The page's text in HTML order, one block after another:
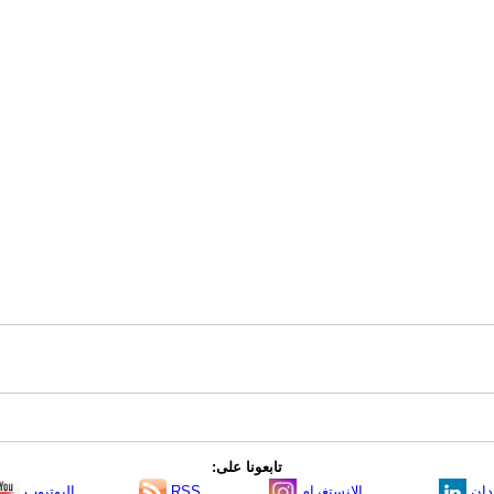
تابعونا على: